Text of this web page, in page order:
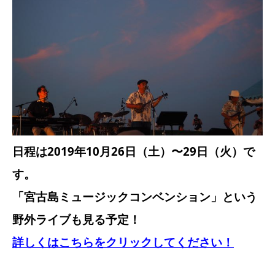
日程は2019年10月26日（土）〜29日（火）で
す。
「宮古島ミュージックコンベンション」という
野外ライブも見る予定！
詳しくはこちらをクリックしてください！